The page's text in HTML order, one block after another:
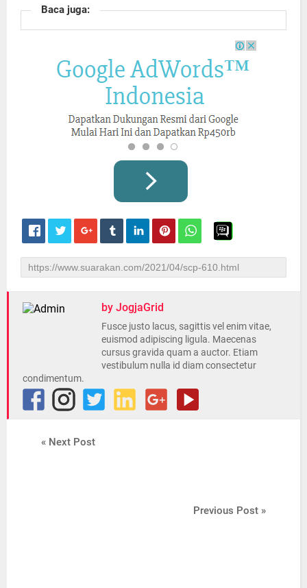
Baca juga:
by JogjaGrid
Fusce justo lacus, sagittis vel enim vitae,
euismod adipiscing ligula. Maecenas
cursus gravida quam a auctor. Etiam
vestibulum nulla id diam consectetur
condimentum.
« Next Post
Previous Post »